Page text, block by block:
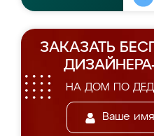
ЗАКАЗАТЬ
НА ДОМ ПО